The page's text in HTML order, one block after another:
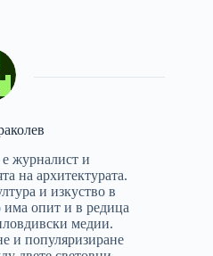
журналист и
на архитектурата.
и изкуство в
има опит и в редица
медии.
и популяризиране